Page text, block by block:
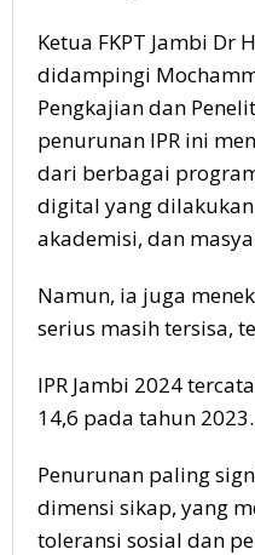
Ketua FKPT Jambi Dr
didampingi
Pengkajian dan
penurunan IPR ini
dari berbagai
digital yang
akademisi, dan
Namun, ia juga
serius masih tersisa,
IPR Jambi 2024
14,6 pada tahun 2023.
Penurunan paling
dimensi sikap, yang
toleransi sosial dan